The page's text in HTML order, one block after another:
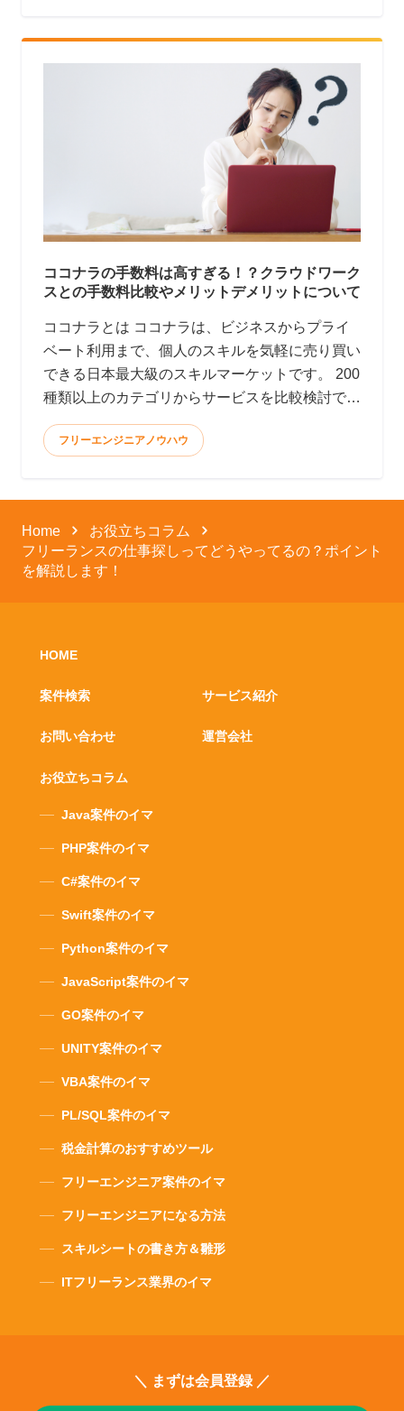
ココナラの手数料は高すぎる！？クラウドワーク
スとの手数料比較やメリットデメリットについて
ココナラとは ココナラは、ビジネスからプライ
ベート利用まで、個人のスキルを気軽に売り買い
できる日本最大級のスキルマーケットです。 200
種類以上のカテゴリからサービスを比較検討で
き、全てオン
フリーエンジニアノウハウ
Home
お役立ちコラム
フリーランスの仕事探しってどうやってるの？ポイント
を解説します！
HOME
案件検索 サービス紹介
運営会社
お問い合わせ
お役立ちコラム
Java案件のイマ
PHP案件のイマ
C#案件のイマ
Swift案件のイマ
Python案件のイマ
JavaScript案件のイマ
GO案件のイマ
UNITY案件のイマ
VBA案件のイマ
PL/SQL案件のイマ
税金計算のおすすめツール
フリーエンジニア案件のイマ
フリーエンジニアになる方法
スキルシートの書き方＆雛形
ITフリーランス業界のイマ
＼ まずは会員登録 ／